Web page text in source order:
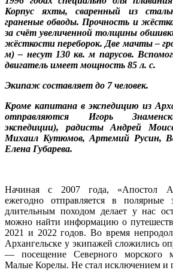
Корпус яхты, сваренный из
граненые обводы. Прочность и
за счёт увеличенной толщины
жёсткости переборок. Две мачты –
м) – несут 130 кв. м парусов.
двигатель имеет мощность 85 л. с.
Экипаж составляет до 7 человек.
Кроме капитана в экспедицию из
отправляются Игорь
экспедиции), радисты Андрей
Михаил Кутюмов, Артемий Русин,
Елена Губарева.
Начиная с 2007 года, «Апостол
ежегодно отправляется в полярные
длительным походом делает у нас
можно найти информацию о
2021 и 2022 годов. Во время
Архангельске у экипажей сложились
— посещение Северного морского
Малые Корелы. Не стал исключением и